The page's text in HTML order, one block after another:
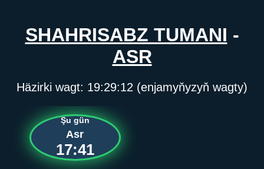
SHAHRISABZ TUMANI -
ASR
Häzirki wagt: 19:29:12 (enjamyňyzyň wagty)
Şu gün
Asr
17:41